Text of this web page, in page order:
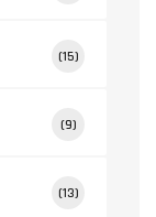
(15)
(9)
(13)